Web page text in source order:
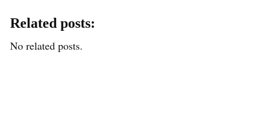
Related posts:
No related posts.